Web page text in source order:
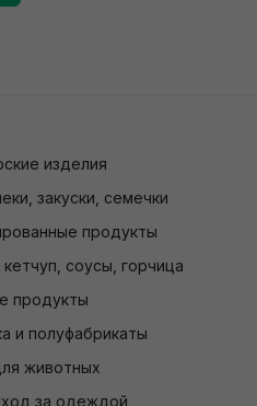
изделия
закуски, семечки
продукты
соусы, горчица
продукты
и полуфабрикаты
животных
за одеждой